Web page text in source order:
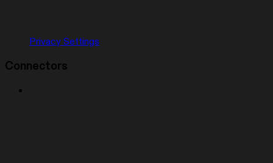
Privacy Settings
Connectors